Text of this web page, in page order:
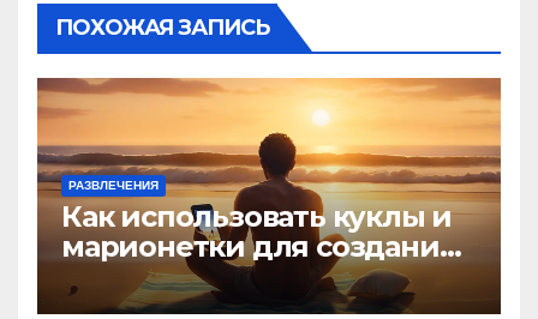
ПОХОЖАЯ ЗАПИСЬ
РАЗВЛЕЧЕНИЯ
Как использовать куклы и
марионетки для создания